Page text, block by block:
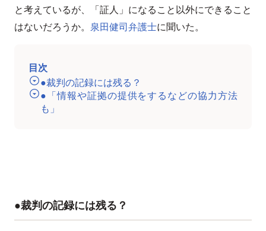
と考えているが、「証人」になること以外にできること
はないだろうか。 泉田健司弁護士に聞いた。
目次
●裁判の記録には残る？
●「情報や証拠の提供をするなどの協力方法
も」
●裁判の記録には残る？